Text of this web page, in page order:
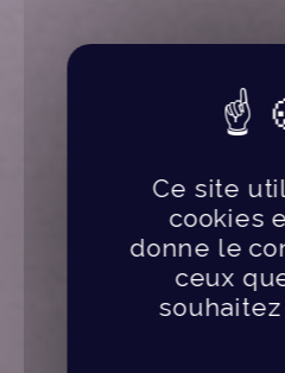
Ce site
cookies
donne le
ceux